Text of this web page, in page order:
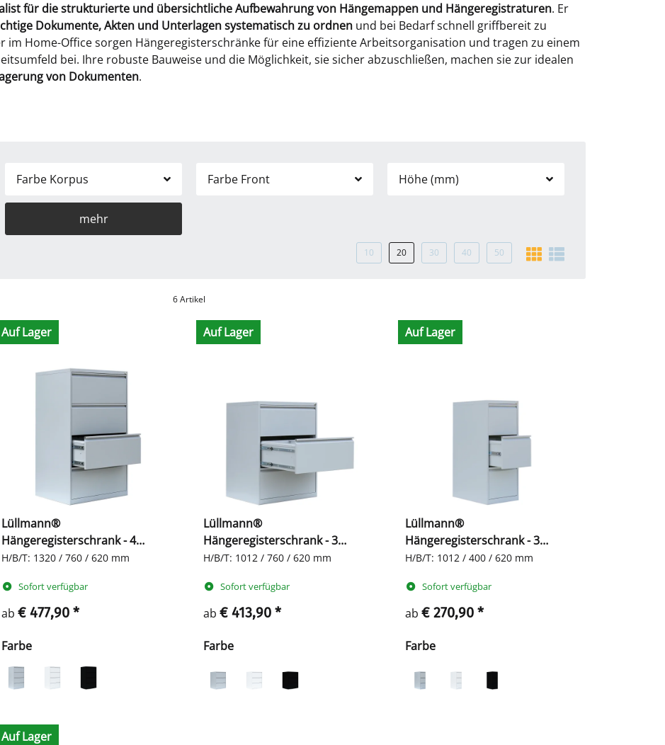
für die strukturierte und übersichtliche Aufbewahrung von Hängemappen und Hängeregistraturen. Er
Dokumente, Akten und Unterlagen systematisch zu ordnen und bei Bedarf schnell griffbereit zu
im Home-Office sorgen Hängeregisterschränke für eine effiziente Arbeitsorganisation und tragen zu einem
bei. Ihre robuste Bauweise und die Möglichkeit, sie sicher abzuschließen, machen sie zur idealen
von Dokumenten.
Farbe Korpus Farbe Front Höhe (mm)
mehr
10 20 30 40 50
6 Artikel
Auf Lager
Lüllmann®
Hängeregisterschrank - 4
zweibahnige Schubladen
H/B/T: 1320 / 760 / 620 mm
Sofort verfügbar
ab € 477,90 *
Farbe
Auf Lager
Lüllmann®
Hängeregisterschrank - 3
zweibahnige Schubladen
H/B/T: 1012 / 760 / 620 mm
Sofort verfügbar
ab € 413,90 *
Farbe
Auf Lager
Lüllmann®
Hängeregisterschrank - 3
einbahnige Schubladen
H/B/T: 1012 / 400 / 620 mm
Sofort verfügbar
ab € 270,90 *
Farbe
Auf Lager